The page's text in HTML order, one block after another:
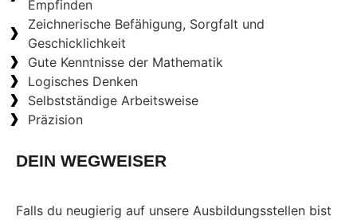
Empfinden
Zeichnerische Befähigung, Sorgfalt und
Geschicklichkeit
Gute Kenntnisse der Mathematik
Logisches Denken
Selbstständige Arbeitsweise
Präzision
DEIN WEGWEISER
Falls du neugierig auf unsere Ausbildungsstellen bist